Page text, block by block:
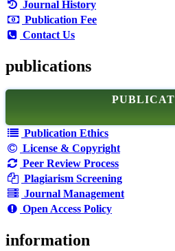
Journal History
Publication Fee
Contact Us
publications
Publication Ethics
License & Copyright
Peer Review Process
Plagiarism Screening
Journal Management
Open Access Policy
information